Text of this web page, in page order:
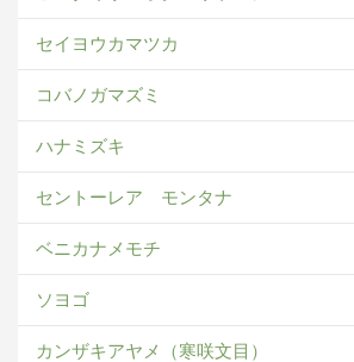
セイヨウカマツカ
コバノガマズミ
ハナミズキ
セントーレア モンタナ
ベニカナメモチ
ソヨゴ
カンザキアヤメ（寒咲文目）